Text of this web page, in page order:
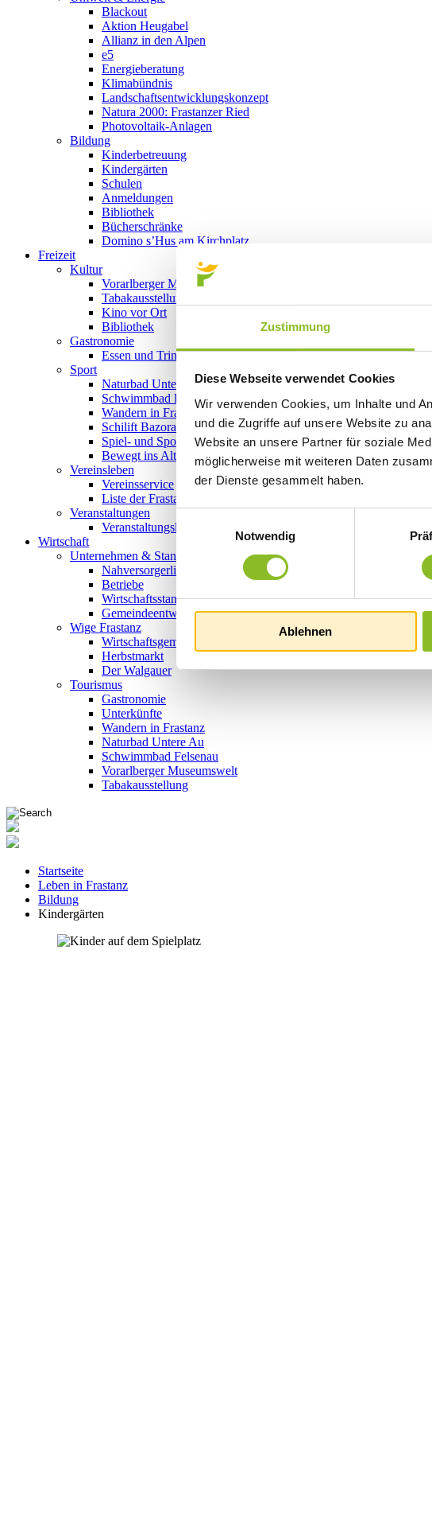
Zustimmung
Diese Webseite verwendet Cookies
Wir verwenden Cookies, um Inhalte und
und die Zugriffe auf unsere Website zu
Website an unsere Partner für soziale
möglicherweise mit weiteren Daten
der Dienste gesammelt haben.
Notwendig
Ablehnen
Blackout
Aktion Heugabel
Allianz in den Alpen
e5
Energieberatung
Klimabündnis
Landschaftsentwicklungskonzept
Natura 2000: Frastanzer Ried
Photovoltaik-Anlagen
Bildung
Kinderbetreuung
Kindergärten
Schulen
Anmeldungen
Bibliothek
Bücherschränke
Domino s’Hus am Kirchplatz
Freizeit
Kultur
Vorarlberger Museumswelt
Tabakausstellung
Kino vor Ort
Bibliothek
Gastronomie
Essen und Trinken in Frastanz
Sport
Naturbad Untere Au
Schwimmbad Felsenau
Wandern in Frastanz
Schilift Bazora
Spiel- und Sportstätten
Bewegt ins Alter
Vereinsleben
Vereinsservice
Liste der Frastanzer Vereine
Veranstaltungen
Veranstaltungskalender
Wirtschaft
Unternehmen & Standort
Nahversorgerliste
Betriebe
Wirtschaftsstandort Frastanz
Gemeindeentwicklung
Wige Frastanz
Wirtschaftsgemeinschaft
Herbstmarkt
Der Walgauer
Tourismus
Gastronomie
Unterkünfte
Wandern in Frastanz
Naturbad Untere Au
Schwimmbad Felsenau
Vorarlberger Museumswelt
Tabakausstellung
Startseite
Leben in Frastanz
Bildung
Kindergärten